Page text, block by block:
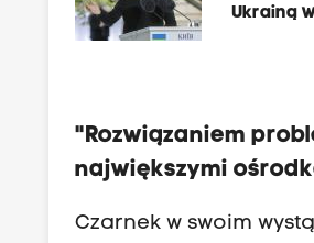
Ukrainą
"Rozwiązaniem
największymi
Czarnek w swoim